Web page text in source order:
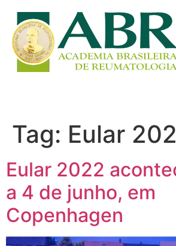
Tag: Eular
Eular 2022
a 4 de junho, em
Copenhagen